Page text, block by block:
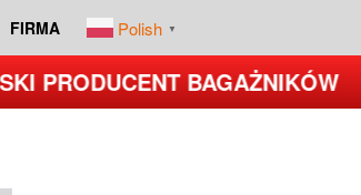
FIRMA Polish ▼
PRODUCENT BAGAŻNIKÓW